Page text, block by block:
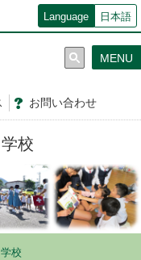
Language 日本語
お問い合わせ
MENU
校
校